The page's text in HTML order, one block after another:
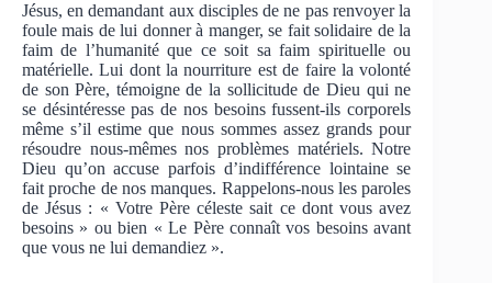
Jésus, en demandant aux disciples de ne pas renvoyer la
foule mais de lui donner à manger, se fait solidaire de la
faim de l’humanité que ce soit sa faim spirituelle ou
matérielle. Lui dont la nourriture est de faire la volonté
de son Père, témoigne de la sollicitude de Dieu qui ne
se désintéresse pas de nos besoins fussent-ils corporels
même s’il estime que nous sommes assez grands pour
résoudre nous-mêmes nos problèmes matériels. Notre
Dieu qu’on accuse parfois d’indifférence lointaine se
fait proche de nos manques. Rappelons-nous les paroles
de Jésus : « Votre Père céleste sait ce dont vous avez
besoins » ou bien « Le Père connaît vos besoins avant
que vous ne lui demandiez ».